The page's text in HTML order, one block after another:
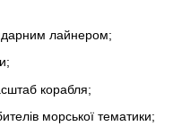
лайнером;
корабля;
морської тематики;